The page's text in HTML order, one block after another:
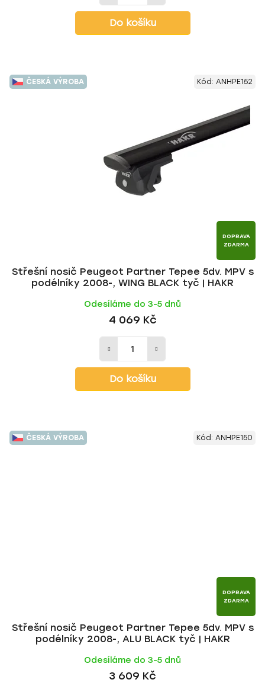
Do košíku
ČESKÁ VÝROBA
DOPRAVA
ZDARMA
Střešní nosič Peugeot Partner Tepee 5dv. MPV s
podélníky 2008-, WING BLACK tyč | HAKR
Odesíláme do 3-5 dnů
4 069 Kč
Do košíku
Kód: ANHPE152
ČESKÁ VÝROBA
DOPRAVA
ZDARMA
Střešní nosič Peugeot Partner Tepee 5dv. MPV s
podélníky 2008-, ALU BLACK tyč | HAKR
Odesíláme do 3-5 dnů
3 609 Kč
Kód: ANHPE150